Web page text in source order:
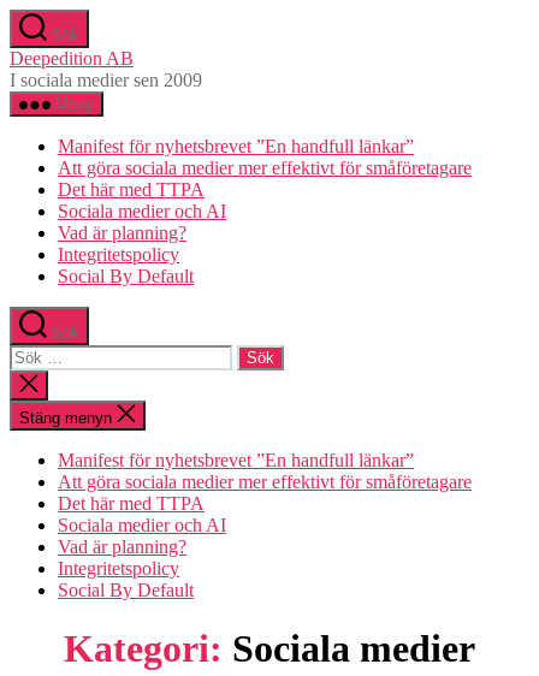
Hoppa
till
innehåll
Sök
Deepedition AB
I sociala medier sen 2009
Meny
Manifest för nyhetsbrevet ”En handfull länkar”
Att göra sociala medier mer effektivt för småföretagare
Det här med TTPA
Sociala medier och AI
Vad är planning?
Integritetspolicy
Social By Default
Sök
Sök
efter:
Stäng
sökningen
Stäng menyn
Manifest för nyhetsbrevet ”En handfull länkar”
Att göra sociala medier mer effektivt för småföretagare
Det här med TTPA
Sociala medier och AI
Vad är planning?
Integritetspolicy
Social By Default
Kategori: Sociala medier